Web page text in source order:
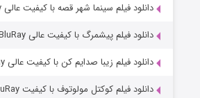
دانلود فیلم سینما شهر قصه با کیفیت عالی BluRay
دانلود فیلم پیشمرگ با کیفیت عالی BluRay
دانلود فیلم زیبا صدایم کن با کیفیت عالی BluRay
دانلود فیلم کوکتل مولوتوف با کیفیت BluRay